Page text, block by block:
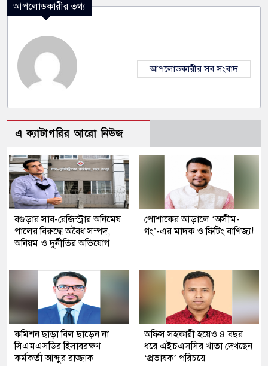
আপলোডকারীর তথ্য
আপলোডকারীর সব সংবাদ
এ ক্যাটাগরির আরো নিউজ
বগুড়ার সাব-রেজিস্ট্রার অনিমেষ
পালের বিরুদ্ধে অবৈধ সম্পদ,
অনিয়ম ও দুর্নীতির অভিযোগ
পোশাকের আড়ালে ‘অসীম-
গং’-এর মাদক ও ফিটিং বাণিজ্য!
কমিশন ছাড়া বিল ছাড়েন না
সিএমএসডির হিসাবরক্ষণ
কর্মকর্তা আব্দুর রাজ্জাক
অফিস সহকারী হয়েও ৪ বছর
ধরে এইচএসসির খাতা দেখছেন
‘প্রভাষক’ পরিচয়ে